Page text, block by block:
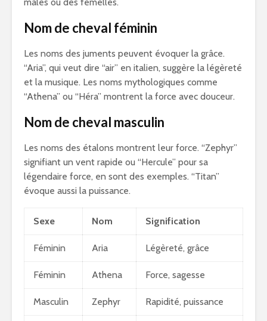
Nom de cheval féminin
Les noms des juments peuvent évoquer la grâce.
“Aria”, qui veut dire “air” en italien, suggère la légèreté
et la musique. Les noms mythologiques comme
“Athena” ou “Héra” montrent la force avec douceur.
Nom de cheval masculin
Les noms des étalons montrent leur force. “Zephyr”
signifiant un vent rapide ou “Hercule” pour sa
légendaire force, en sont des exemples. “Titan”
évoque aussi la puissance.
Sexe Nom Signification
Féminin Aria Légèreté, grâce
Féminin Athena Force, sagesse
Masculin Zephyr Rapidité, puissance